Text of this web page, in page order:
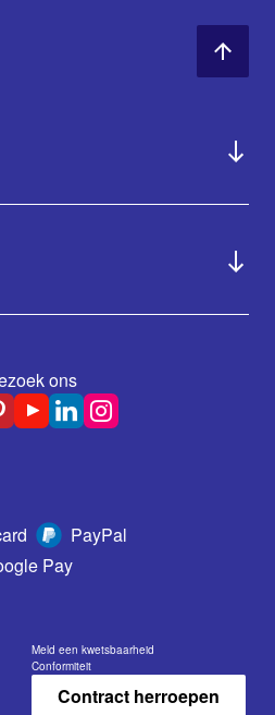
ons
PayPal
Pay
Meld een kwetsbaarheid
Conformiteit
Contract herroepen